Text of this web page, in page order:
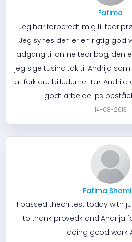
Fatima
Jeg har forberedt mig til
Jeg synes den er en rigtig god
adgang til online teoribog, den
jeg sige tusind tak til Andrija
at forklare billederne. Tak
godt arbejde. ps
14-08-2013
Fatima
I passed theori test today with
to thank provedk and Andrija
doing good work